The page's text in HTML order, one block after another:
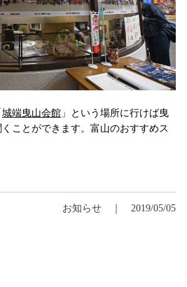
城端曳山会館 」という場所に行けば曳
ことができます。富山のおすすめス
お知らせ 2019/05/05